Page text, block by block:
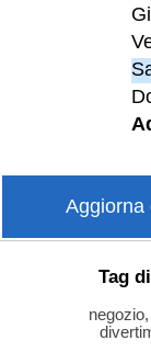
Aggiorna
Tag